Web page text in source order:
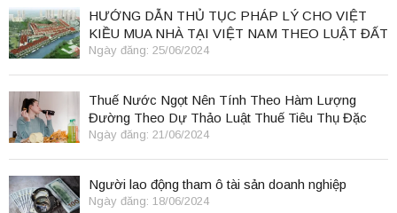
HƯỚNG DẪN THỦ TỤC PHÁP LÝ CHO VIỆT
KIỀU MUA NHÀ TẠI VIỆT NAM THEO LUẬT ĐẤT
ĐAI 2024
Ngày đăng: 25/06/2024
Thuế Nước Ngọt Nên Tính Theo Hàm Lượng
Đường Theo Dự Thảo Luật Thuế Tiêu Thụ Đặc
Biệt
Ngày đăng: 21/06/2024
Người lao động tham ô tài sản doanh nghiệp
Ngày đăng: 18/06/2024